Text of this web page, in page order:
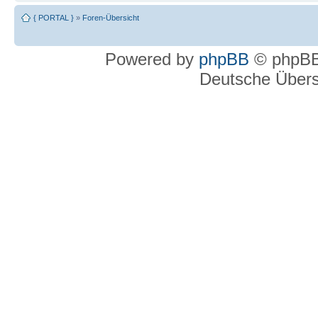
{ PORTAL } » Foren-Übersicht
Powered by phpBB ©
Deutsche